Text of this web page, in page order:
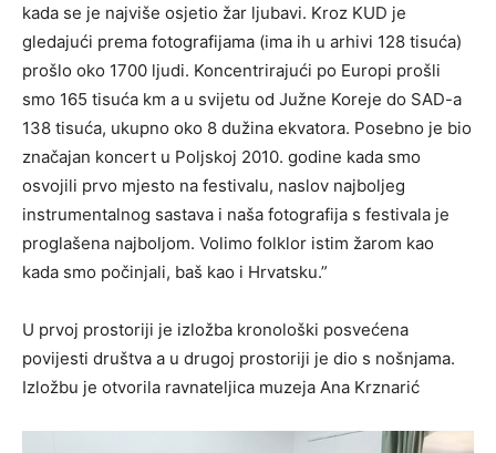
kada se je najviše osjetio žar ljubavi. Kroz KUD je
gledajući prema fotografijama (ima ih u arhivi 128 tisuća)
prošlo oko 1700 ljudi. Koncentrirajući po Europi prošli
smo 165 tisuća km a u svijetu od Južne Koreje do SAD-a
138 tisuća, ukupno oko 8 dužina ekvatora. Posebno je bio
značajan koncert u Poljskoj 2010. godine kada smo
osvojili prvo mjesto na festivalu, naslov najboljeg
instrumentalnog sastava i naša fotografija s festivala je
proglašena najboljom. Volimo folklor istim žarom kao
kada smo počinjali, baš kao i Hrvatsku.”
U prvoj prostoriji je izložba kronološki posvećena
povijesti društva a u drugoj prostoriji je dio s nošnjama.
Izložbu je otvorila ravnateljica muzeja Ana Krznarić